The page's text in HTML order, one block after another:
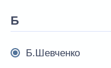
Б
Б.Шевченко